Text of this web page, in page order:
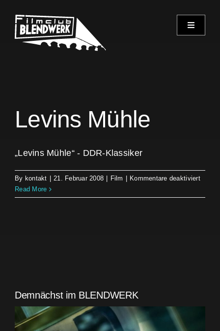
content
Toggle
Verein
Spielorte
Kontakt
Levins Mühle
„Levins Mühle“ - DDR-Klassiker
By kontakt 21. Februar 2008 Film Kommentare deaktiviertfür
Mühle
Read More
Demnächst im BLENDWERK